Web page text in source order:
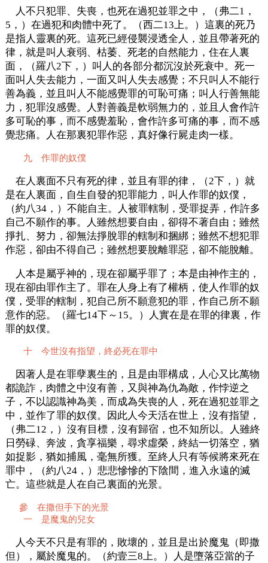
人不只犯罪、失喪，也死在過犯並罪之中，（弗二1，
5，）在過犯和肉體中死了。（西二13上。）這裏的死乃
是指人靈裏的死。這死已經侵襲浸透全人，並且帶著死的
律，就是叫人衰弱、枯萎、死老的自然能力，住在人裏
面，（羅八2下，）叫人的各部分都沉沒於死衰中。死一
面叫人失去能力，一面又叫人失去感覺；不只叫人不能行
善為義，並且叫人不能感覺罪的可恥可痛；叫人行善無能
力，犯罪沒感覺。人對善義是軟弱無力的，並且人會作許
多可恥的事，而不感覺羞恥，會作許多可痛的事，而不感
覺悲痛。人在那裏犯罪作惡，真好像行屍走肉一樣。
九 作罪的奴僕
在人裏面不只有死的律，並且有罪的律，（2下，）就
是在人裏面，自生自發的犯罪能力，叫人作罪的奴僕，
（約八34，）不能自主。人被罪轄制，受罪捉弄，作許多
自己不願作的事。人雖然想要自由，卻得不著自由；雖然
掙扎、努力，卻無法掙脫罪的轄制和捆綁；雖然不想犯罪
作惡，卻由不得自己；雖然想要脫離罪惡，卻不能脫離。
人本是屬乎神的，現在卻屬乎罪了；本是由神作主的，
現在卻由罪作主了。罪在人身上有了權柄，使人作罪的奴
僕，受罪的轄制，犯自己所不願意犯的罪，作自己所不願
意作的惡。（羅七14下～15。）人實在是在罪的律裏，作
罪的奴僕。
十 今世沒有指望，終必死在罪中
因著人是在罪孽裏生的，且是由罪構成，人心又比萬物
都詭詐，肉體之中沒有善，又與神為仇為敵，作悖逆之
子，不以認識神為美，而成為失喪的人，死在過犯並罪之
中，並作了罪的奴僕。因此人今天活在世上，沒有指望，
（弗二12，）沒有目標，沒有歸宿，也不知所以。人雖終
日勞碌、奔波，貪享福樂，尋求虛榮，終結一切落空，猶
如捉影，猶如捕風，毫無所獲。至終人只有等候將來死在
罪中，（約八24，）悲悲慘慘的下陰間，進入永遠的滅
亡。這些就是人在自己裏面的光景。
參 在撒但手下的光景
一 是魔鬼的兒女
人今天不只是有罪的，敗壞的，並且是出於魔鬼（即撒
但），屬於魔鬼的。（約壹三8上。）人是墮落亞當的子